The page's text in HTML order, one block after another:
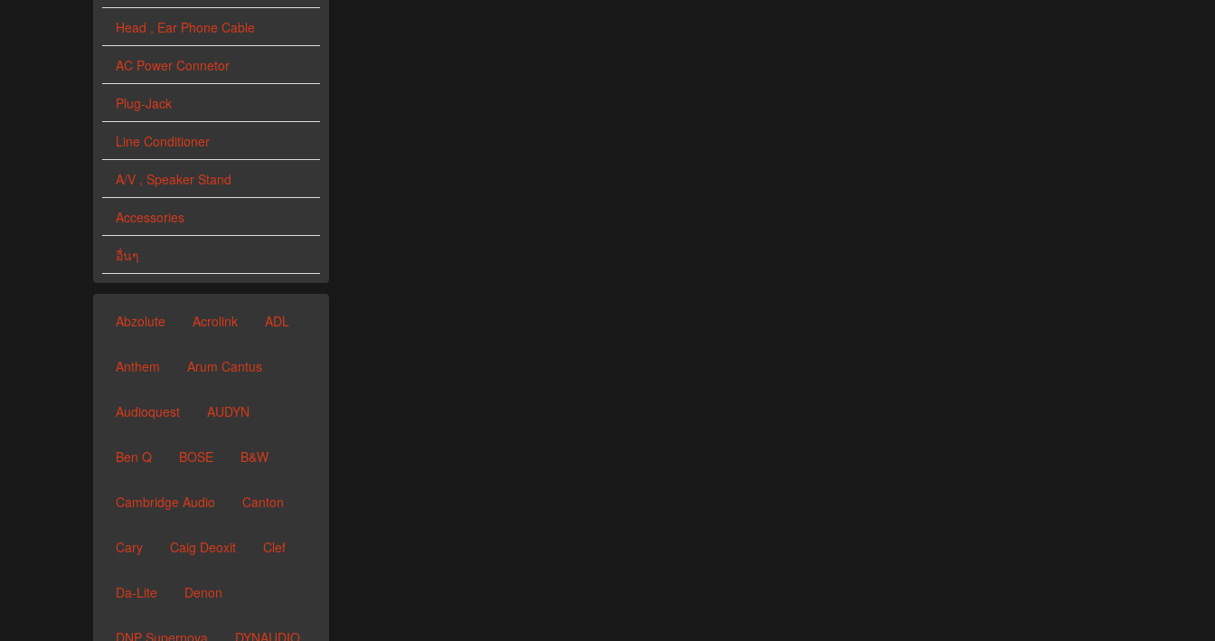
Head , Ear Phone Cable
AC Power Connetor
Plug-Jack
Line Conditioner
A/V , Speaker Stand
Accessories
อื่นๆ
Abzolute Acrolink ADL
Anthem Arum Cantus
Audioquest AUDYN
Ben Q BOSE B&W
Cambridge Audio Canton
Cary Caig Deoxit Clef
Da-Lite Denon